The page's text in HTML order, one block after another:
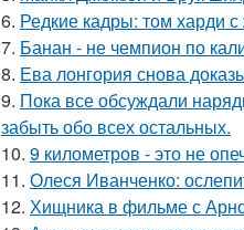
6. Редкие кадры: том харди
7. Банан - не чемпион по
8. Ева лонгория снова
9. Пока все обсуждали
забыть обо всех остальных.
10. 9 километров - это не
11. Олеся Иванченко:
12. Хищника в фильме с